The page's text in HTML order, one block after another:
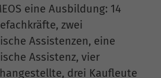
eine Ausbildung: 14
zwei
Assistenzen, eine
Assistenz, vier
drei Kaufleute